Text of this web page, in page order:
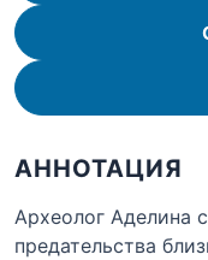
АННОТАЦИЯ
Археолог Аделина
предательства